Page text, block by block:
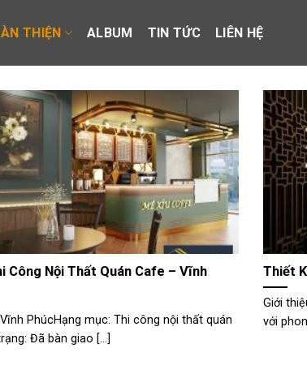
THIỆN ALBUM TIN TỨC LIÊN HỆ
Công Nội Thất Quán Cafe – Vĩnh
PhúcHạng mục: Thi công nội thất quán
Đã bàn giao [...]
Thiết
Giới
với